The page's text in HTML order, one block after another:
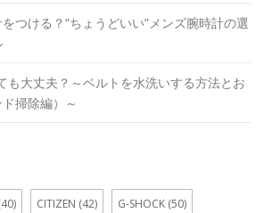
つける？“ちょうどいい”メンズ腕時計の選
も大丈夫？～ベルトを水洗いする方法とお
掃除編）～
CITIZEN (42) G-SHOCK (50)